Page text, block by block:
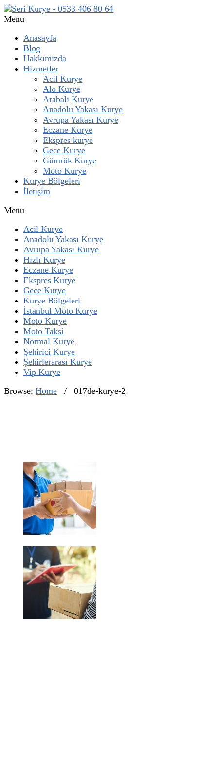
Menu
Anasayfa
Blog
Hakkımızda
Hizmetler
Acil Kurye
Alo Kurye
Arabalı Kurye
Anadolu Yakası Kurye
Avrupa Yakası Kurye
Eczane Kurye
Ekspres kurye
Gece Kurye
Gümrük Kurye
Moto Kurye
Kurye Bölgeleri
İletişim
Menu
Acil Kurye
Anadolu Yakası Kurye
Avrupa Yakası Kurye
Hızlı Kurye
Eczane Kurye
Ekspres Kurye
Gece Kurye
Kurye Bölgeleri
İstanbul Moto Kurye
Moto Kurye
Moto Taksi
Normal Kurye
Şehiriçi Kurye
Şehirlerarası Kurye
Vip Kurye
Browse: Home / 017de-kurye-2